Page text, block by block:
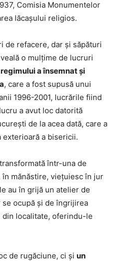
Comisia Monumentelor
lăcaşului religios.
de refacere, dar şi săpături
o mulţime de lucruri
a însemnat şi
, care a fost supusă unui
1996-2001, lucrările fiind
a avut loc datorită
de la acea dată, care a
exterioară a bisericii.
într-una de
mănăstire, vieţuiesc în jur
au în grijă un atelier de
ocupă şi de îngrijirea
din localitate, oferindu-le
de rugăciune, ci și un